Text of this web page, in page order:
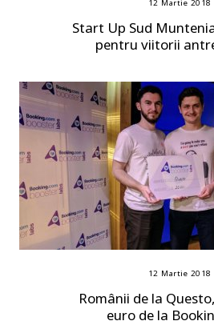
12 Martie 2018
Start Up Sud
pentru viitorii
12 Martie 2018
Românii de la
euro de la